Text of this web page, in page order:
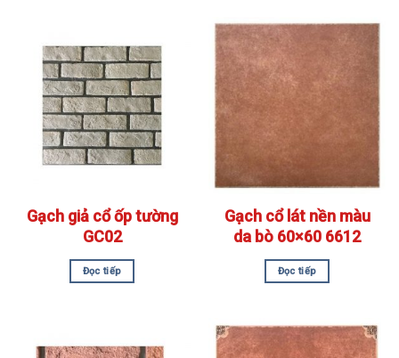
Gạch giả cổ ốp tường
GC02
Đọc tiếp
Gạch cổ lát nền màu
da bò 60×60 6612
Đọc tiếp